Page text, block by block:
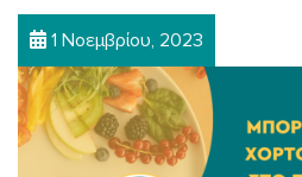
1 Νοεμβρίου, 2023